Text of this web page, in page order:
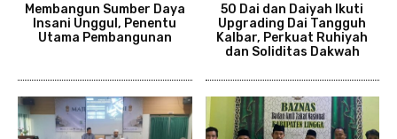
Membangun Sumber Daya
Insani Unggul, Penentu
Utama Pembangunan
50 Dai dan Daiyah Ikuti
Upgrading Dai Tangguh
Kalbar, Perkuat Ruhiyah
dan Soliditas Dakwah